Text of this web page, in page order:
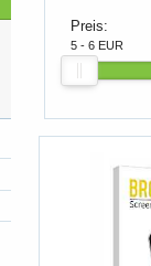
Preis:
5 - 6 EUR